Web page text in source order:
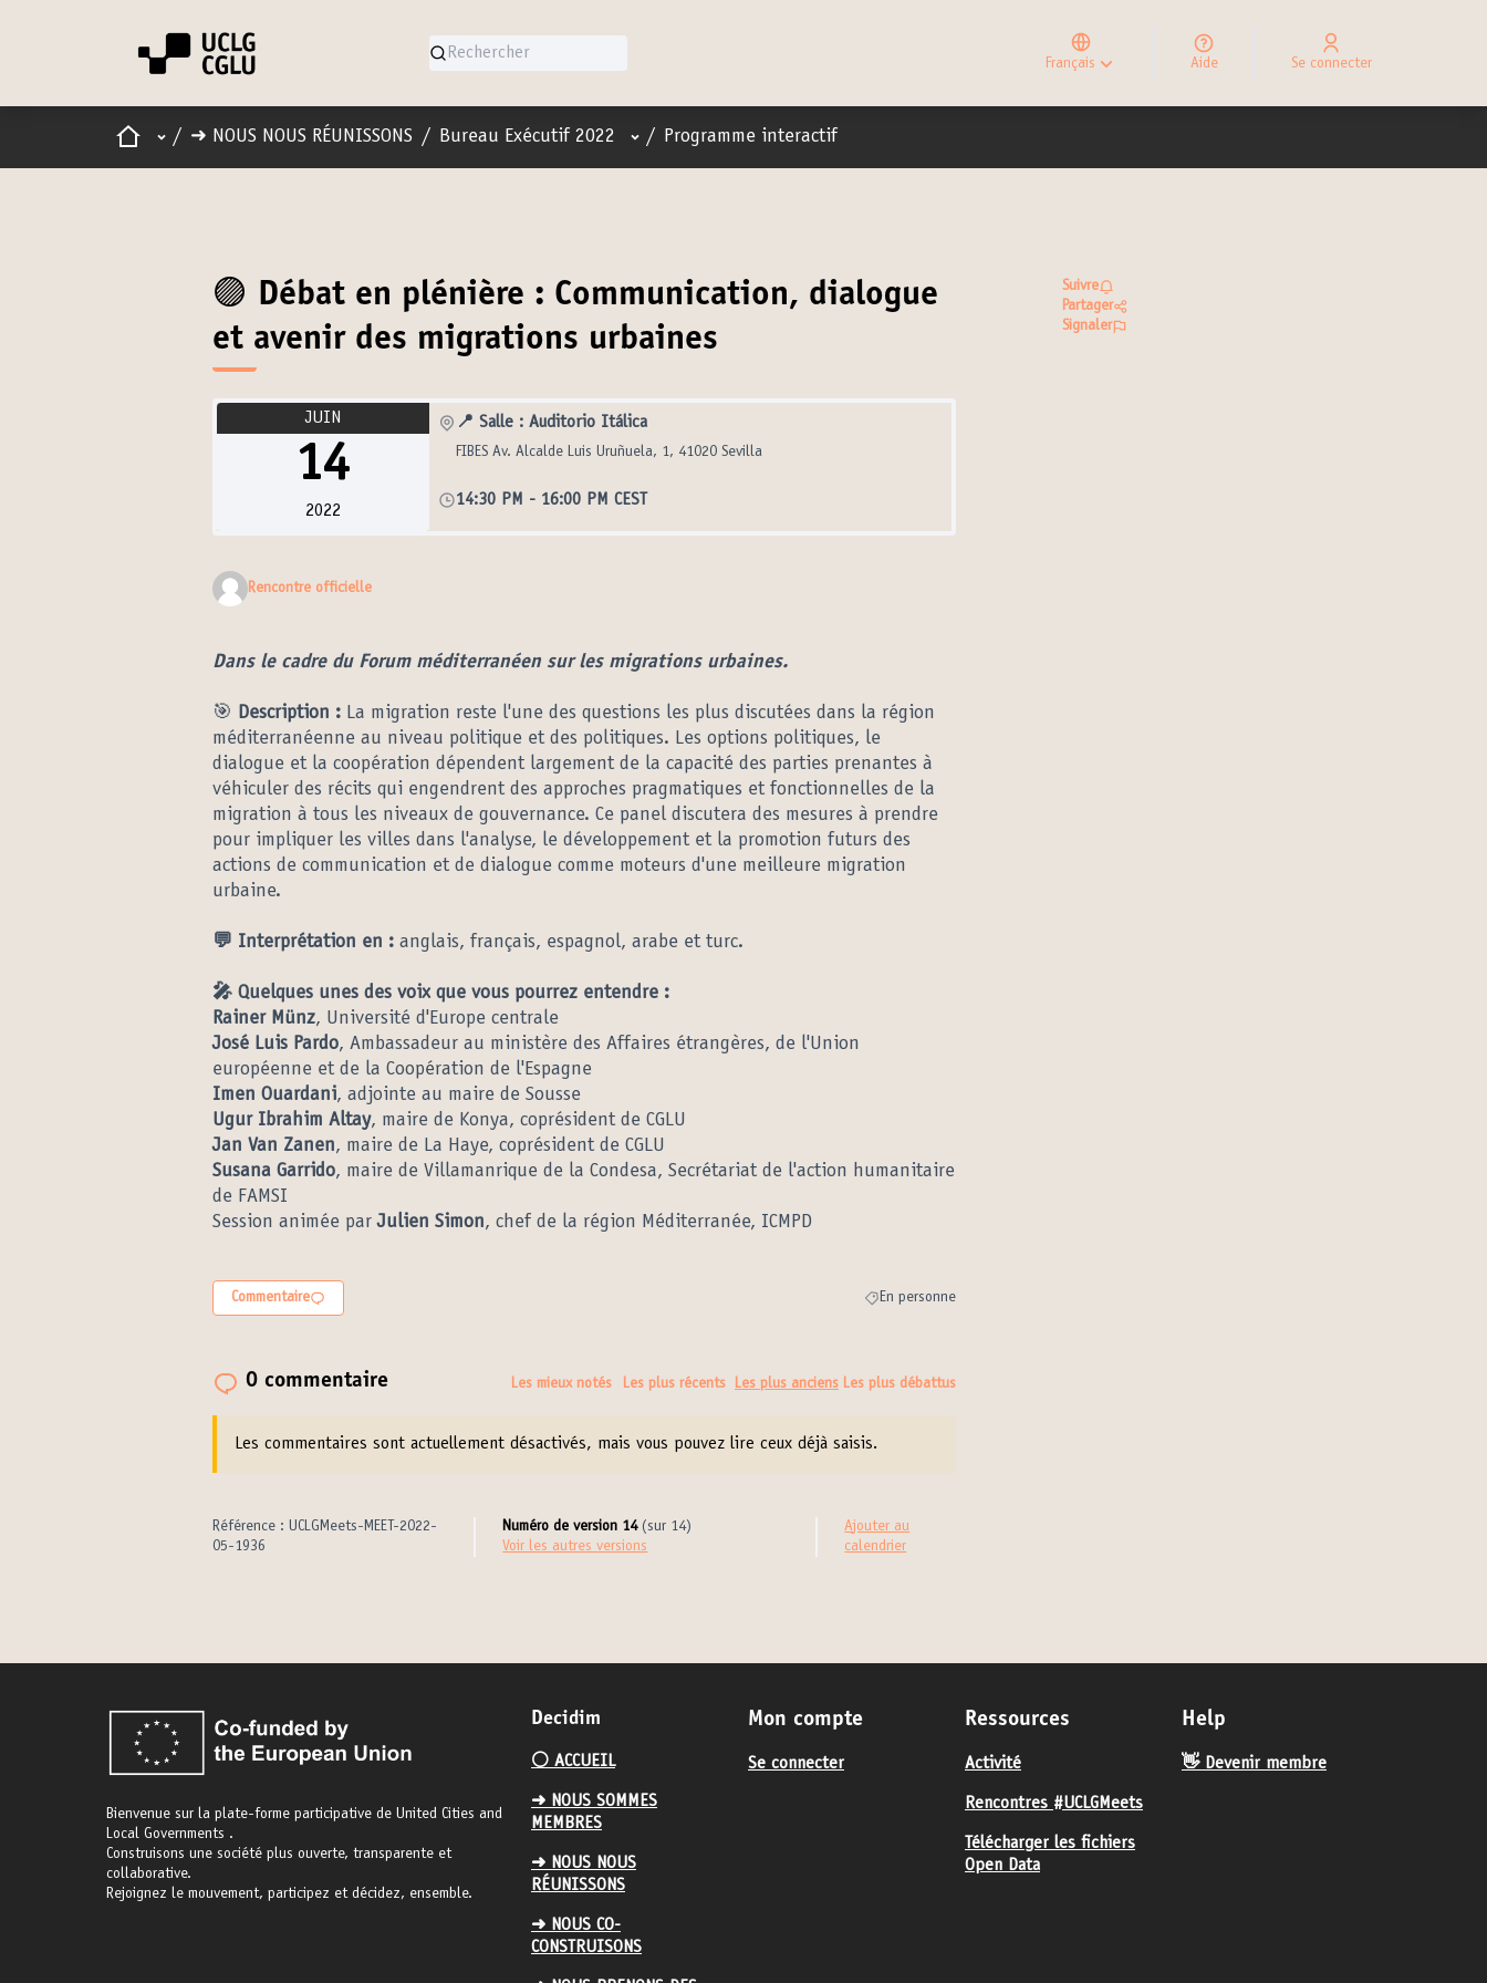
Français
Elegir el idioma
Choose language
Aide Se connecter
AccueilMenu principal
/ ➜ NOUS NOUS RÉUNISSONS / Bureau Exécutif 2022 Menu utilisateur
/ Programme interactif
🟣 Débat en plénière : Communication, dialogue
et avenir des migrations urbaines
JUIN
14
2022
📍 Salle : Auditorio Itálica
FIBES Av. Alcalde Luis Uruñuela, 1, 41020 Sevilla
14:30 PM - 16:00 PM CEST
Rencontre officielle
Dans le cadre du Forum méditerranéen sur les migrations urbaines.
🎯 Description : La migration reste l'une des questions les plus discutées dans la région
méditerranéenne au niveau politique et des politiques. Les options politiques, le
dialogue et la coopération dépendent largement de la capacité des parties prenantes à
véhiculer des récits qui engendrent des approches pragmatiques et fonctionnelles de la
migration à tous les niveaux de gouvernance. Ce panel discutera des mesures à prendre
pour impliquer les villes dans l'analyse, le développement et la promotion futurs des
actions de communication et de dialogue comme moteurs d'une meilleure migration
urbaine.
💬 Interprétation en : anglais, français, espagnol, arabe et turc.
🎤 Quelques unes des voix que vous pourrez entendre :
Rainer Münz, Université d'Europe centrale
José Luis Pardo, Ambassadeur au ministère des Affaires étrangères, de l'Union
européenne et de la Coopération de l'Espagne
Imen Ouardani, adjointe au maire de Sousse
Ugur Ibrahim Altay, maire de Konya, coprésident de CGLU
Jan Van Zanen, maire de La Haye, coprésident de CGLU
Susana Garrido, maire de Villamanrique de la Condesa, Secrétariat de l'action humanitaire
de FAMSI
Session animée parJulien Simon, chef de la région Méditerranée, ICMPD
Commentaire
Filtrer les résultats de la catégorie : En personne
En personne
Suivre
Partager
Signaler
0 commentaire Les mieux notés Les plus récents Les plus anciens Les plus débattus
Les commentaires sont actuellement désactivés, mais vous pouvez lire ceux déjà saisis.
Référence : UCLGMeets-MEET-2022-
05-1936
Numéro de version 14(sur 14)
voir les autres versions
Ajouter au
calendrier
Bienvenue sur la plate-forme participative de United Cities and
Local Governments .
Construisons une société plus ouverte, transparente et
collaborative.
Rejoignez le mouvement, participez et décidez, ensemble.
Decidim
⚪️ ACCUEIL
➜ NOUS SOMMES
MEMBRES
➜ NOUS NOUS
RÉUNISSONS
➜ NOUS CO-
CONSTRUISONS
Mon compte
Se connecter
Ressources
Activité
Rencontres #UCLGMeets
Télécharger les fichiers
Open Data
Help
👋 Devenir membre